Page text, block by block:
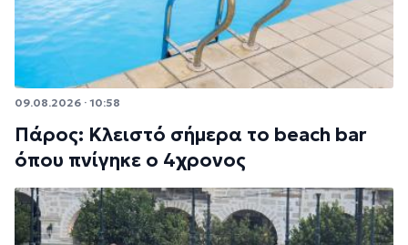
09.08.2026 · 10:58
Πάρος: Κλειστό σήμερα το beach bar
όπου πνίγηκε ο 4χρονος